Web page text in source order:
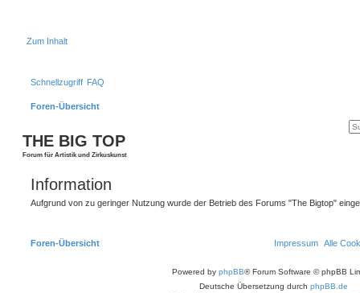
Zum Inhalt
Schnellzugriff FAQ
Foren-Übersicht
THE BIG TOP
Forum für Artistik und Zirkuskunst
Information
Aufgrund von zu geringer Nutzung wurde der Betrieb des Forums "The Bigtop"
Foren-Übersicht Alle
Impressum
Powered by phpBB® Forum Software © phpBB
Deutsche Übersetzung durch phpBB.de